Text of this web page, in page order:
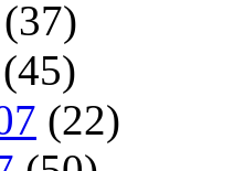
(37)
(45)
(22)